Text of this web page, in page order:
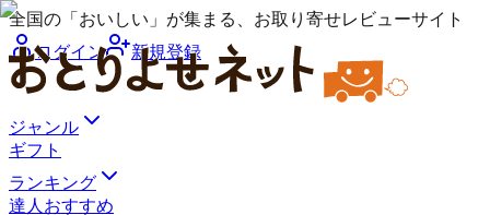
全国の「おいしい」が集まる、お取り寄せレビューサイト
ログイン
新規登録
ジャンル
ギフト
ランキング
達人おすすめ